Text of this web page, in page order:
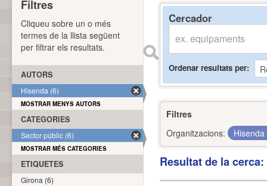
Cercador
Ordenar resultats per
Filtres
Organitzacions:
Hisenda
Resultat de la
Filtres
Cliqueu sobre un o més
termes de la llista següent
per filtrar els resultats.
AUTORS
Hisenda (6)
MOSTRAR MENYS AUTORS
CATEGORIES
Sector públic (6)
MOSTRAR MÉS CATEGORIES
ETIQUETES
Girona (6)